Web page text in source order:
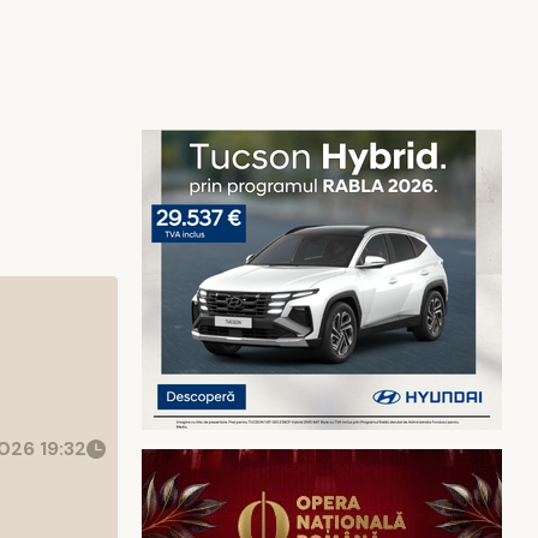
19:32